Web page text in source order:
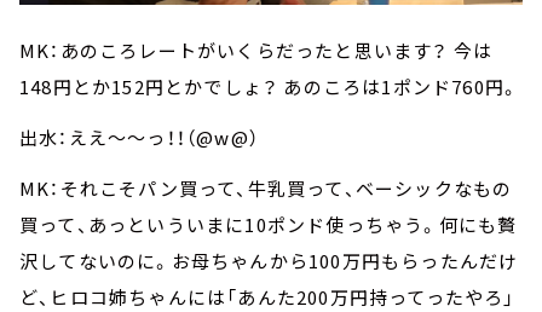
MK：あのころレートがいくらだったと思います？ 今は
148円とか152円とかでしょ？ あのころは1ポンド760円。
出水：ええ～～っ！！（@w@）
MK：それこそパン買って、牛乳買って、ベーシックなもの
買って、あっといういまに10ポンド使っちゃう。何にも贅
沢してないのに。お母ちゃんから100万円もらったんだけ
ど、ヒロコ姉ちゃんには「あんた200万円持ってったやろ」